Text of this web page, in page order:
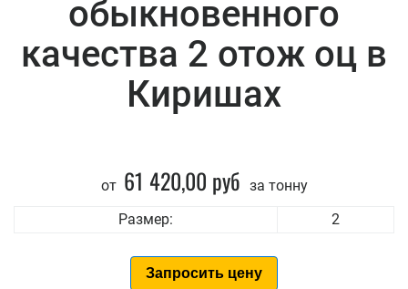
обыкновенного
качества 2 отож оц в
Киришах
от 61 420,00 руб за тонну
Размер:
2
Запросить цену